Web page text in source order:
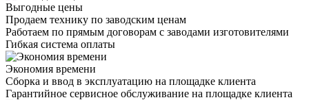
Выгодные цены
Продаем технику по заводским ценам
Работаем по прямым договорам с заводами изготовителями
Гибкая система оплаты
Экономия времени
Сборка и ввод в эксплуатацию на площадке клиента
Гарантийное сервисное обслуживание на площадке клиента